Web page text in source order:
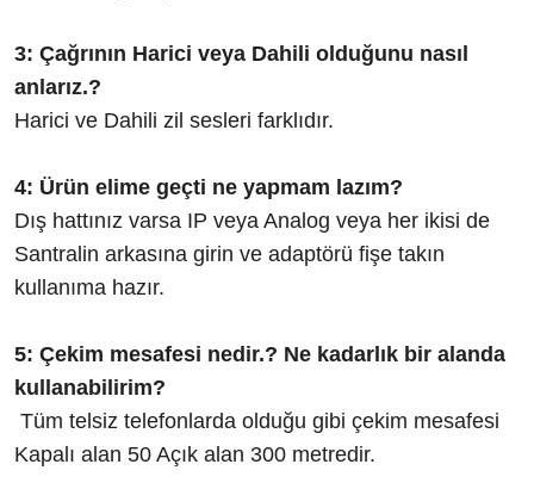
3: Çağrının Harici veya Dahili olduğunu nasıl
anlarız.?
Harici ve Dahili zil sesleri farklıdır.
4: Ürün elime geçti ne yapmam lazım?
Dış hattınız varsa IP veya Analog veya her ikisi de
Santralin arkasına girin ve adaptörü fişe takın
kullanıma hazır.
5: Çekim mesafesi nedir.? Ne kadarlık bir alanda
kullanabilirim?
Tüm telsiz telefonlarda olduğu gibi çekim mesafesi
Kapalı alan 50 Açık alan 300 metredir.